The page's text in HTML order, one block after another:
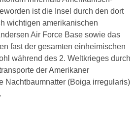
ist die Insel durch den dort
wichtigen amerikanischen
Air Force Base sowie das
fast der gesamten einheimischen
während des 2. Weltkrieges durch
der Amerikaner
Nachtbaumnatter (Boiga irregularis)